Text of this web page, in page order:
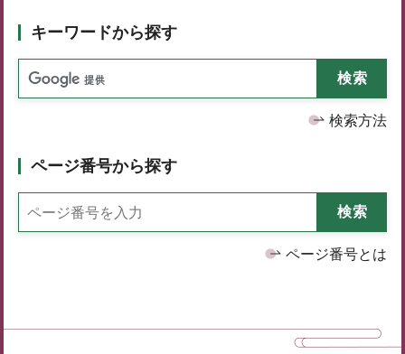
キーワードから探す
検索方法
ページ番号から探す
ページ番号とは